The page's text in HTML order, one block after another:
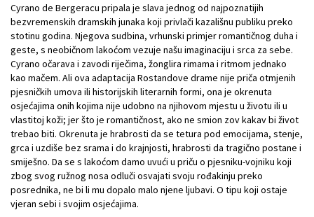
Cyrano de Bergeracu pripala je slava jednog od najpoznatijih
bezvremenskih dramskih junaka koji privlači kazališnu publiku preko
stotinu godina. Njegova sudbina, vrhunski primjer romantičnog duha i
geste, s neobičnom lakoćom vezuje našu imaginaciju i srca za sebe.
Cyrano očarava i zavodi riječima, žonglira rimama i ritmom jednako
kao mačem. Ali ova adaptacija Rostandove drame nije priča otmjenih
pjesničkih umova ili historijskih literarnih formi, ona je okrenuta
osjećajima onih kojima nije udobno na njihovom mjestu u životu ili u
vlastitoj koži; jer što je romantičnost, ako ne smion zov kakav bi život
trebao biti. Okrenuta je hrabrosti da se tetura pod emocijama, stenje,
grca i uzdiše bez srama i do krajnjosti, hrabrosti da tragično postane i
smiješno. Da se s lakoćom damo uvući u priču o pjesniku-vojniku koji
zbog svog ružnog nosa odluči osvajati svoju rođakinju preko
posrednika, ne bi li mu dopalo malo njene ljubavi. O tipu koji ostaje
vjeran sebi i svojim osjećajima.